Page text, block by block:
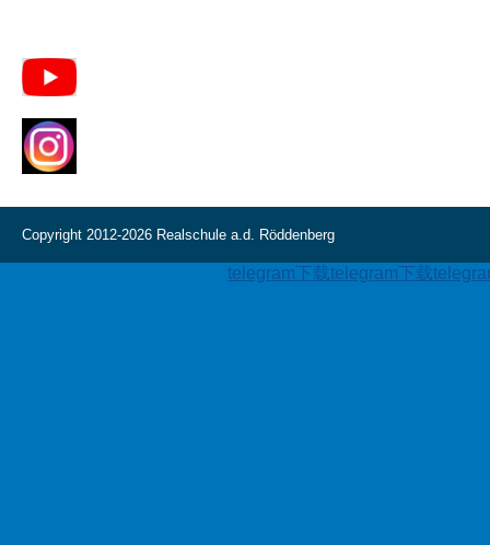
Copyright 2012-2026 Realschule a.d. Röddenberg
telegram下载telegram下载